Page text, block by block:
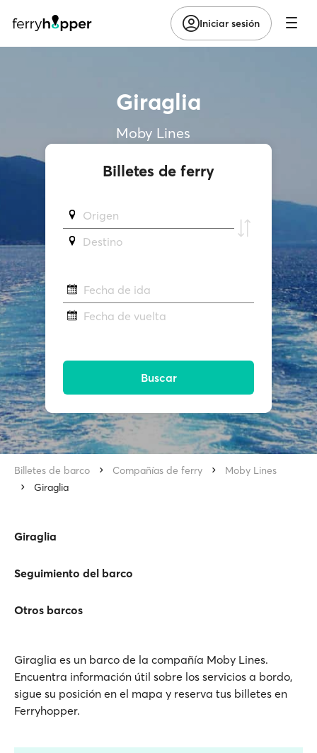
Iniciar sesión
Giraglia
Moby Lines
Billetes de ferry
Origen
Destino
Fecha de ida
Fecha de vuelta
Buscar
Billetes de barco Compañías de ferry
Moby Lines
Giraglia
Giraglia
Seguimiento del barco
Otros barcos
Giraglia es un barco de la compañía Moby Lines.
Encuentra información útil sobre los servicios a bordo,
sigue su posición en el mapa y reserva tus billetes en
Ferryhopper.